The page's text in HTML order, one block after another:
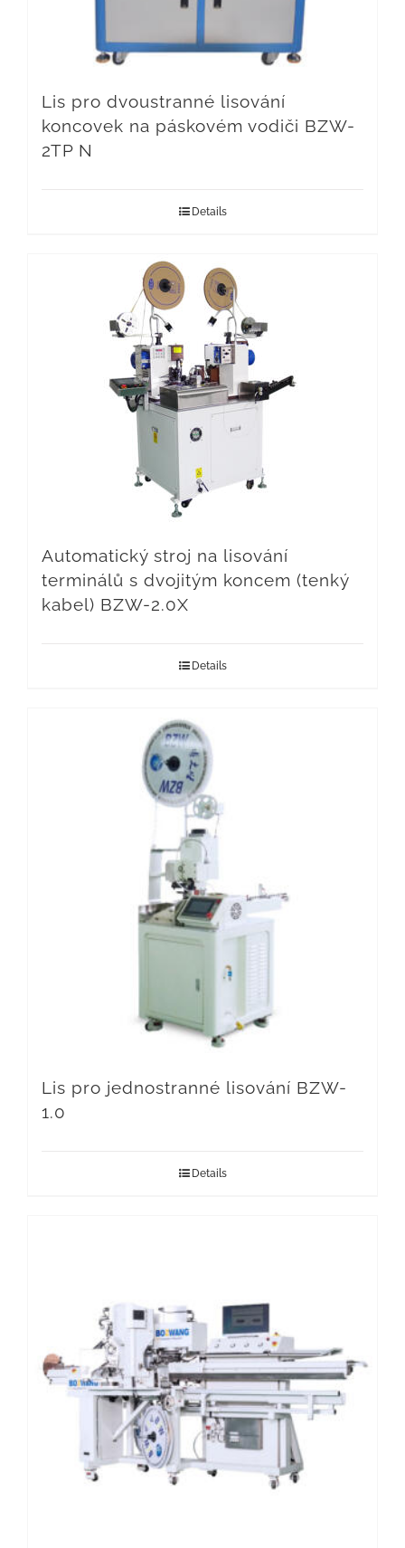
Lis pro dvoustranné lisování
koncovek na páskovém vodiči BZW-
2TP N
Details
Automatický stroj na lisování
terminálů s dvojitým koncem (tenký
kabel) BZW-2.0X
Details
Lis pro jednostranné lisování BZW-
1.0
Details